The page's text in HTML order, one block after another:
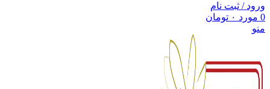
ورود / ثبت نام
0 مورد ۰ تومان
منو